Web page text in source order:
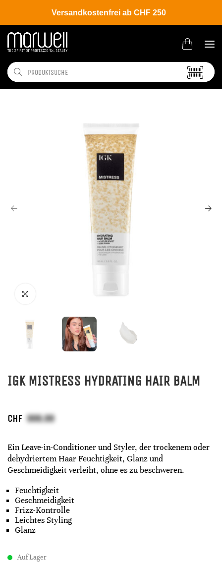
Versandkostenfrei ab CHF 250
Shop Brands IGK
IGK MISTRESS HYDRATING HAIR BALM
CHF
Ein Leave-in-Conditioner und Styler, der trockenem oder
dehydriertem Haar Feuchtigkeit, Glanz und
Geschmeidigkeit verleiht, ohne es zu beschweren.
Feuchtigkeit
Geschmeidigkeit
Frizz-Kontrolle
Leichtes Styling
Glanz
Auf Lager